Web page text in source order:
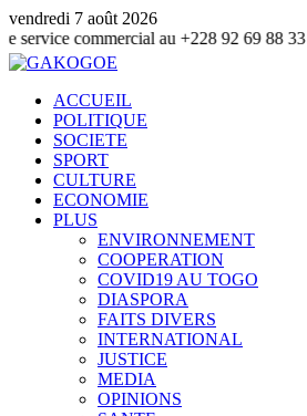
vendredi 7 août 2026
au +228 92 69 88 33
ACCUEIL
POLITIQUE
SOCIETE
SPORT
CULTURE
ECONOMIE
PLUS
ENVIRONNEMENT
COOPERATION
COVID19 AU TOGO
DIASPORA
FAITS DIVERS
INTERNATIONAL
JUSTICE
MEDIA
OPINIONS